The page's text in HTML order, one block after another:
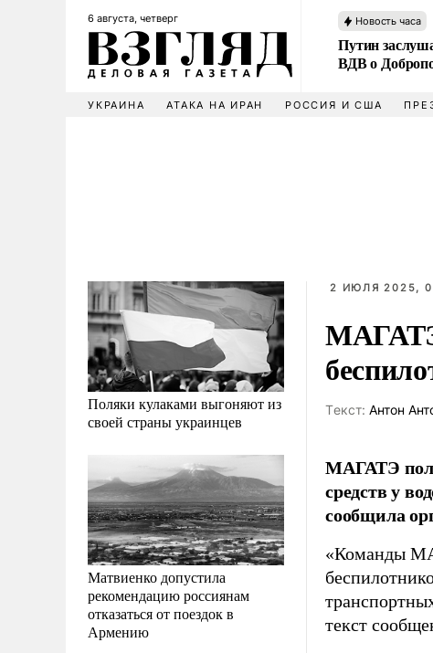
6 августа, четверг Новость часа
Путин
ВДВ о
УКРАИНА АТАКА НА ИРАН РОССИЯ И США
Поляки кулаками выгоняют из
своей страны украинцев
Матвиенко допустила
рекомендацию россиянам
отказаться от поездок в
Армению
2 ИЮЛЯ 2025,
Tекст: Антон
МАГАТЭ
средств у
сообщила
«Команды
текст